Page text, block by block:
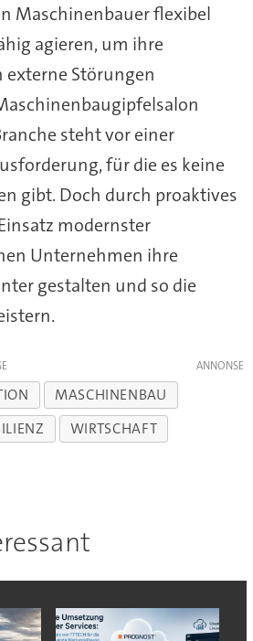
Maschinenbauer flexibel
agieren, um ihre
externe Störungen
steht vor einer
für die es keine
gibt. Doch durch proaktives
modernster
Unternehmen ihre
gestalten und so die
MASCHINENBAU
WIRTSCHAFT